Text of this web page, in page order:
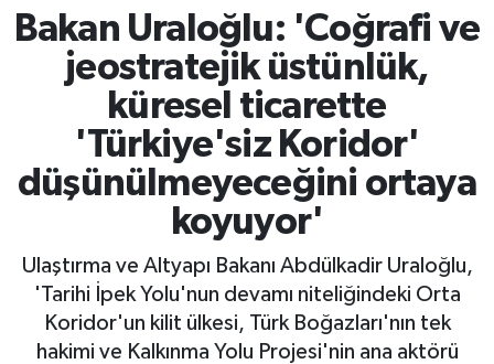
Bakan Uraloğlu: 'Coğrafi ve
jeostratejik üstünlük,
küresel ticarette
'Türkiye'siz Koridor'
düşünülmeyeceğini ortaya
koyuyor'
Ulaştırma ve Altyapı Bakanı Abdülkadir Uraloğlu,
'Tarihi İpek Yolu'nun devamı niteliğindeki Orta
Koridor'un kilit ülkesi, Türk Boğazları'nın tek
hakimi ve Kalkınma Yolu Projesi'nin ana aktörü
Borsa Haberleri
İş Dünyası
Lojistik
Otovitrin
Magazin
Gayrimenkul
Süper Lig Puan Durumu ve Fikstür
Tüm Manşetler
Son Dakika Haberleri
Haber Arşivi